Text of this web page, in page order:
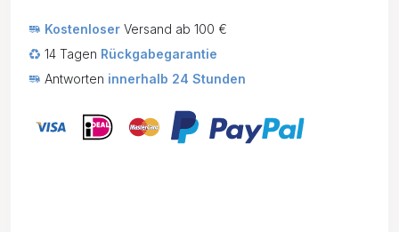
Kostenloser Versand ab 100 €
14 Tagen Rückgabegarantie
Antworten innerhalb 24 Stunden